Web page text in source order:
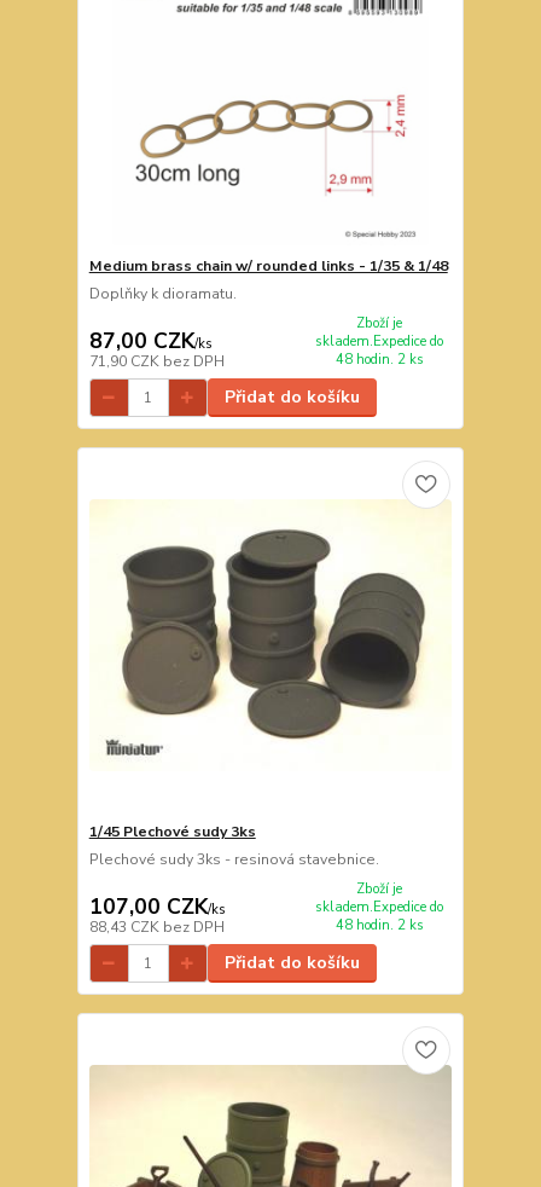
Medium brass chain w/ rounded links - 1/35 & 1/48
Doplňky k dioramatu.
87,00 CZK/ks
71,90 CZK bez DPH
Zboží je
skladem.Expedice do
48 hodin. 2 ks
Přidat do košíku
1/45 Plechové sudy 3ks
Plechové sudy 3ks - resinová stavebnice.
107,00 CZK/ks
88,43 CZK bez DPH
Zboží je
skladem.Expedice do
48 hodin. 2 ks
Přidat do košíku